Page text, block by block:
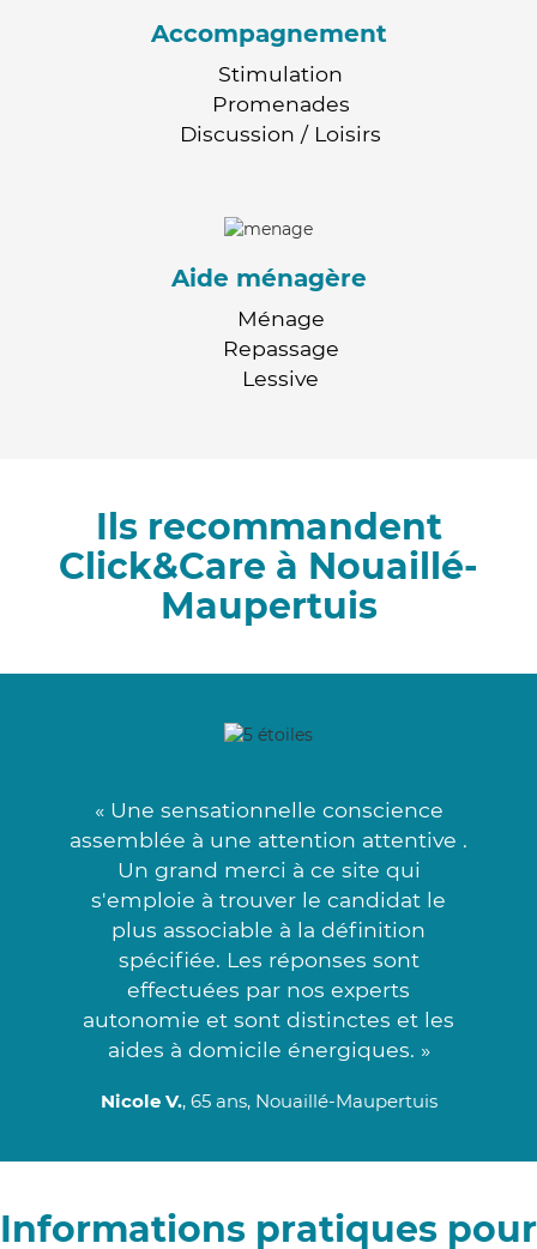
Accompagnement
Stimulation
Promenades
Discussion / Loisirs
Aide ménagère
Ménage
Repassage
Lessive
Ils recommandent
Click&Care à Nouaillé-
Maupertuis
« Une sensationnelle conscience
assemblée à une attention attentive .
Un grand merci à ce site qui
s'emploie à trouver le candidat le
plus associable à la définition
spécifiée. Les réponses sont
effectuées par nos experts
autonomie et sont distinctes et les
aides à domicile énergiques. »
Nicole V., 65 ans, Nouaillé-Maupertuis
Informations pratiques pour